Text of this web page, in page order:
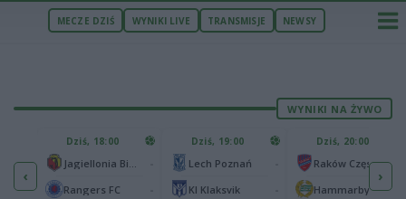
MECZE DZIŚ WYNIKI LIVE TRANSMISJE NEWSY
WYNIKI NA ŻYWO
‹
1
0
Dziś, 18:00
Rangers FC
Dziś, 19:00
Lech Poznań
KI Klaksvik
Dziś, 20:00
Raków Częstochowa
Hammarby IF
›